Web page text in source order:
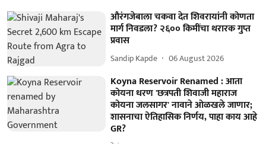
औरंगजेबाला चकवा देत शिवरायांनी कोणता
मार्ग निवडला? २६०० किमींचा थरारक गुप्त
प्रवास
Sandip Kapde 06 August 2026
Koyna Reservoir Renamed : आता
कोयना धरण 'छत्रपती शिवाजी महाराज
कोयना जलसागर' नावाने ओळखले जाणार;
शासनाचा ऐतिहासिक निर्णय, पाहा काय आहे
GR?